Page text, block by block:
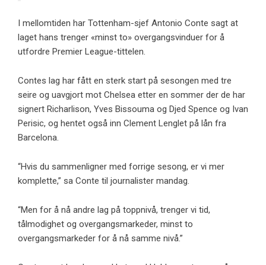
I mellomtiden har Tottenham-sjef Antonio Conte sagt at
laget hans trenger «minst to» overgangsvinduer for å
utfordre Premier League-tittelen.
Contes lag har fått en sterk start på sesongen med tre
seire og uavgjort mot Chelsea etter en sommer der de har
signert Richarlison, Yves Bissouma og Djed Spence og Ivan
Perisic, og hentet også inn Clement Lenglet på lån fra
Barcelona.
“Hvis du sammenligner med forrige sesong, er vi mer
komplette,” sa Conte til journalister mandag.
“Men for å nå andre lag på toppnivå, trenger vi tid,
tålmodighet og overgangsmarkeder, minst to
overgangsmarkeder for å nå samme nivå.”